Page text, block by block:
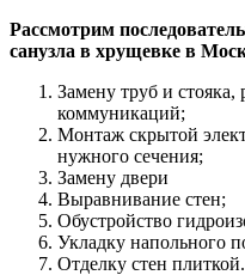
Рассмотрим
санузла в хрущевке в
Замену труб и стояка,
коммуникаций;
Монтаж скрытой
нужного сечения;
Замену двери
Выравнивание стен;
Обустройство
Укладку напольного
Отделку стен плиткой.